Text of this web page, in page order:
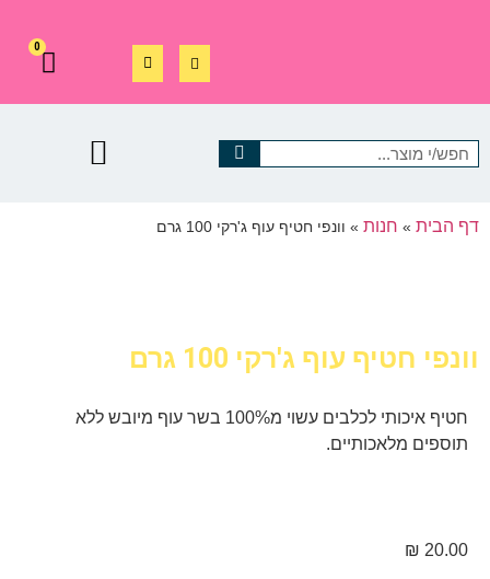
0
דף הבית » חנות » וונפי חטיף עוף ג'רקי 100 גרם
וונפי חטיף עוף ג'רקי 100 גרם
חטיף איכותי לכלבים עשוי מ100% בשר עוף מיובש ללא
תוספים מלאכותיים.
₪ 20.00